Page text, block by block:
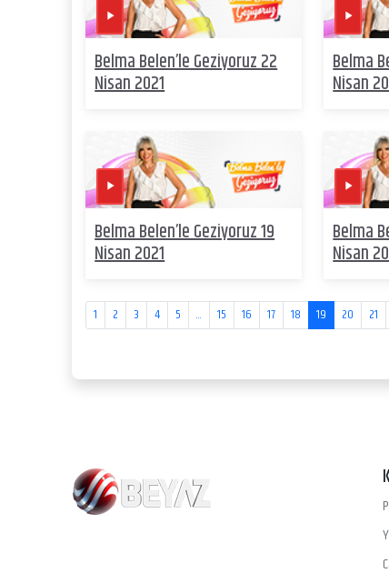
Belma Belen’le Geziyoruz 22
Nisan 2021
Belma
Nisan
Belma Belen’le Geziyoruz 19
Nisan 2021
Belma
Nisan
1 2 3 4 5 ... 15 16 17 18 19 20 21